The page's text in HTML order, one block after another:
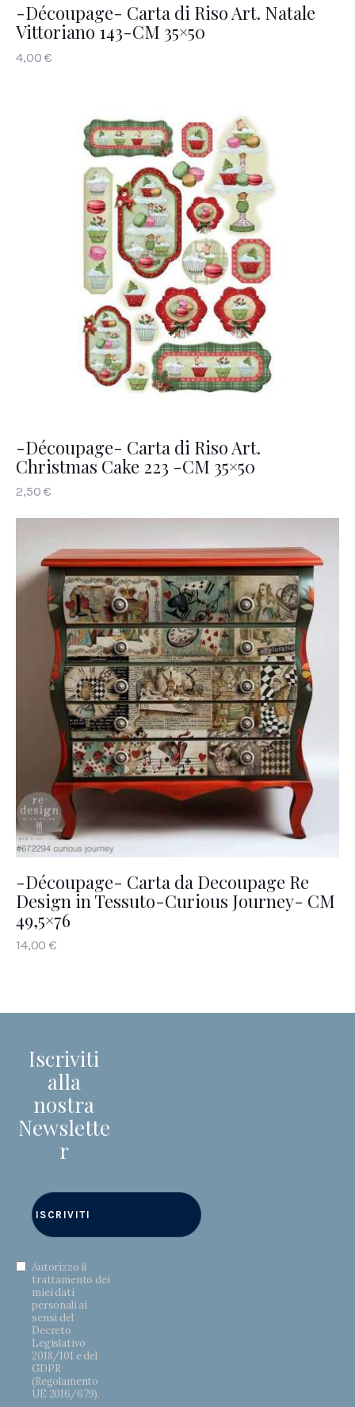
-Découpage- Carta di Riso Art. Natale
Vittoriano 143-CM 35×50
4,00 €
-Découpage- Carta di Riso Art.
Christmas Cake 223 -CM 35×50
2,50 €
-Découpage- Carta da Decoupage Re
Design in Tessuto-Curious Journey- CM
49,5×76
14,00 €
Iscriviti
alla
nostra
Newslette
r
Autorizzo il
trattamento dei
miei dati
personali ai
sensi del
Decreto
Legislativo
2018/101 e del
GDPR
(Regolamento
UE 2016/679).